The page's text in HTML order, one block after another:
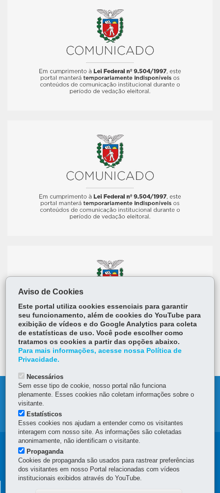
MAPA DO SITE
DENUNCIE CORRUPÇÃO
Navegação
principal
Aviso de Cookies
Este portal utiliza cookies essenciais para garantir
seu funcionamento, além de cookies do YouTube para
exibição de vídeos e do Google Analytics para coleta
de estatísticas de uso. Você pode escolher como
tratamos os cookies a partir das opções abaixo.
Para mais informações, acesse nossa Política de
Privacidade.
Necessários
Sem esse tipo de cookie, nosso portal não funciona
plenamente. Esses cookies não coletam informações sobre o
visitante.
Estatísticos
Esses cookies nos ajudam a entender como os visitantes
interagem com nosso site. As informações são coletadas
anonimamente, não identificam o visitante.
Propaganda
Cookies de propaganda são usados para rastrear preferências
dos visitantes em nosso Portal relacionadas com vídeos
institucionais exibidos através do YouTube.